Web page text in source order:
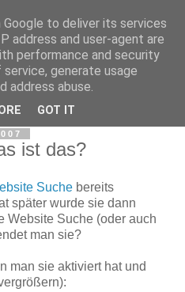
Inside
Tracking, Analyse,
Controlling, Tools
ist das?
Suche bereits
später wurde sie dann
Website Suche (oder auch
man sie?
man sie aktiviert hat und
to deliver its services
address and user-agent are
performance and security
generate usage
address abuse.
GOT IT